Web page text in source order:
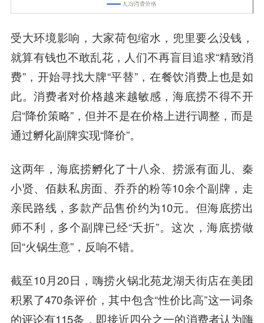
受大环境影响，大家荷包缩水，兜里要么没钱，
就算有钱也不敢乱花，人们不再盲目追求“精致消
费”，开始寻找大牌“平替”，在餐饮消费上也是如
此。消费者对价格越来越敏感，海底捞不得不开
启“降价策略”，但并不是在价格上进行调整，而是
通过孵化副牌实现“降价”。
这两年，海底捞孵化了十八汆、捞派有面儿、秦
小贤、佰麸私房面、乔乔的粉等10余个副牌，走
亲民路线，多款产品售价约为10元。但海底捞出
师不利，多个副牌已经“夭折”。这次，海底捞做
回“火锅生意”，反响不错。
截至10月20日，嗨捞火锅北苑龙湖天街店在美团
积累了470条评价，其中包含“性价比高”这一词条
的评论有115条，即接近四分之一的消费者认为嗨